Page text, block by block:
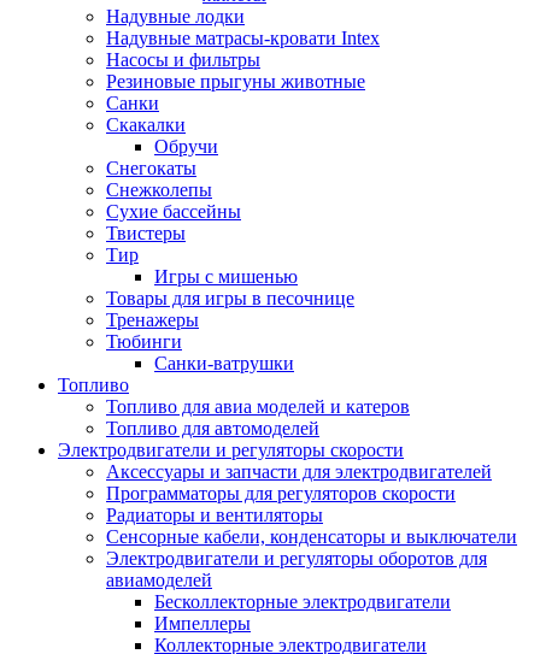
Надувные лодки
Надувные матрасы-кровати Intex
Насосы и фильтры
Резиновые прыгуны животные
Санки
Скакалки
Обручи
Снегокаты
Снежколепы
Сухие бассейны
Твистеры
Тир
Игры с мишенью
Товары для игры в песочнице
Тренажеры
Тюбинги
Санки-ватрушки
Топливо
Топливо для авиа моделей и катеров
Топливо для автомоделей
Электродвигатели и регуляторы скорости
Аксессуары и запчасти для электродвигателей
Программаторы для регуляторов скорости
Радиаторы и вентиляторы
Сенсорные кабели, конденсаторы и выключатели
Электродвигатели и регуляторы оборотов для
авиамоделей
Бесколлекторные электродвигатели
Импеллеры
Коллекторные электродвигатели